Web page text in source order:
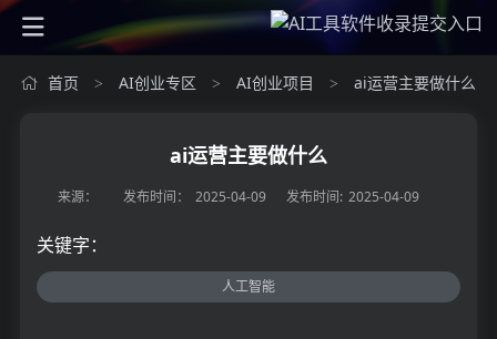
首页 > AI创业专区 > AI创业项目 > ai运营主要做什么
ai运营主要做什么
来源： 发布时间： 2025-04-09 发布时间: 2025-04-09
关键字：
人工智能